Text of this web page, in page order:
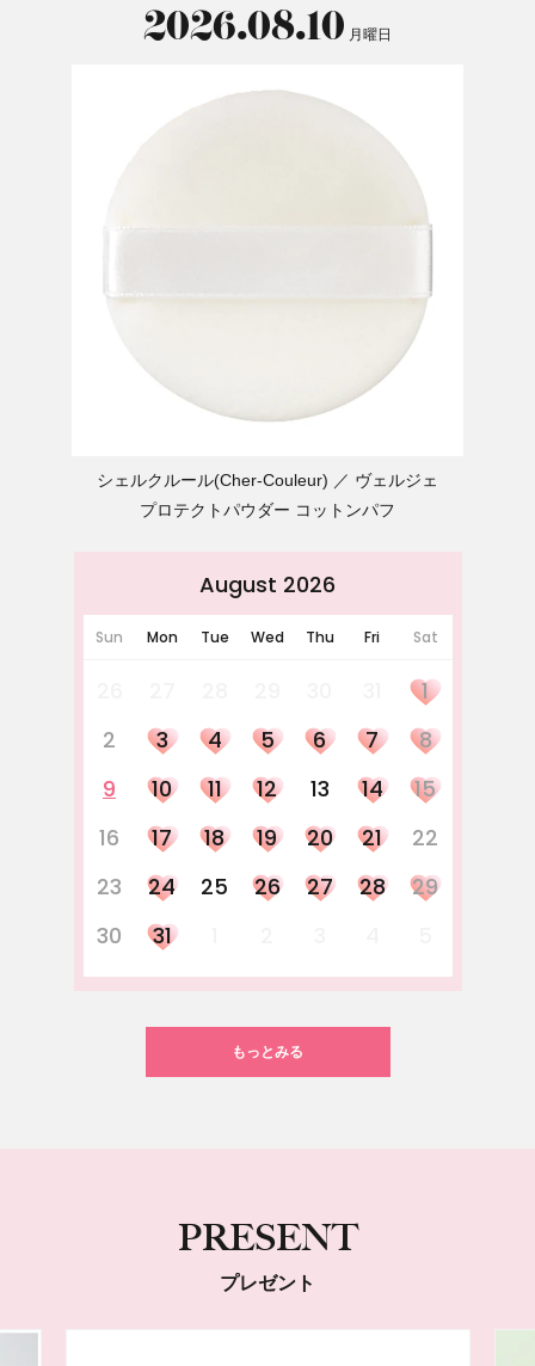
2026.08.10 月曜日
シェルクルール(Cher-Couleur)
ヴェルジェ
プロテクトパウダー コットンパフ
August 2026
Sun Mon Tue Wed Thu Fri Sat
1
2
3 4 5 6 7
8
9
10 11 12 13 14
15
16
17 18 19 20 21
22
23
24 25 26 27 28
29
30
31
もっとみる
PRESENT
プレゼント